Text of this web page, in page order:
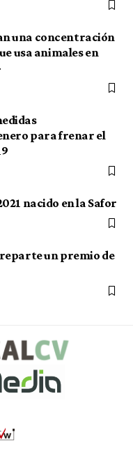
una concentración
usa animales en
para frenar el
nacido en la Safor
reparte un premio de